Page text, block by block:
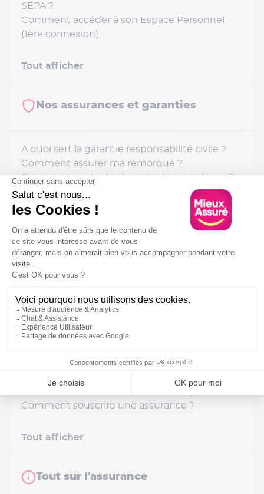
SEPA ?
Comment accéder à son Espace Personnel
(1ère connexion)
Tout afficher
Nos assurances et garanties
A quoi sert la garantie responsabilité civile ?
Comment assurer ma remorque ?
Comment contacter la protection juridique ?
Comment fonctionne le code parrainage ?
Comment contacter Mieux Assuré ?
Tout afficher
Souscription
A quel moment suis-je assuré, lorsque je
souscris mon contrat ?
Comment assurer un véhicule
Comment souscrire une assurance ?
Tout afficher
Tout sur l'assurance